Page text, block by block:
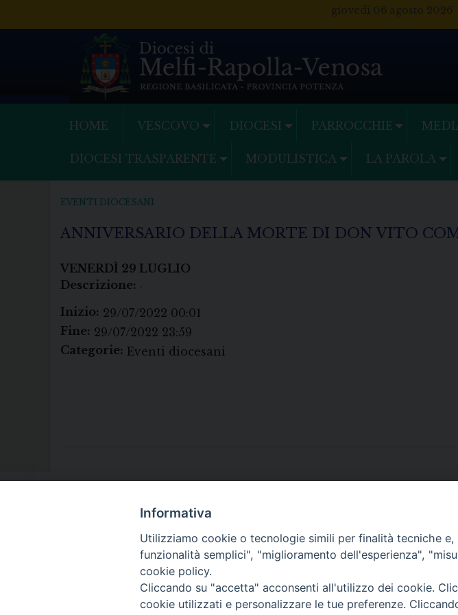
giovedì 06 agosto 2026
HOME VESCOVO DIOCESI PARROCCHIE
DIOCESI TRASPARENTE MODULISTICA LA PAROLA
EVENTI DIOCESANI
ANNIVERSARIO DELLA MORTE DI DON VITO
VENERDÌ 29 LUGLIO
Descrizione: .
Inizio: 29/07/2022 00:01
Fine: 29/07/2022 23:59
Categorie: Eventi diocesani
PEC
Informativa
Utilizziamo cookie o tecnologie simili per finalità tecniche
funzionalità semplici", "miglioramento dell'esperienza",
cookie policy.
Cliccando su "accetta" acconsenti all'utilizzo dei cookie.
cookie utilizzati e personalizzare le tue preferenze.